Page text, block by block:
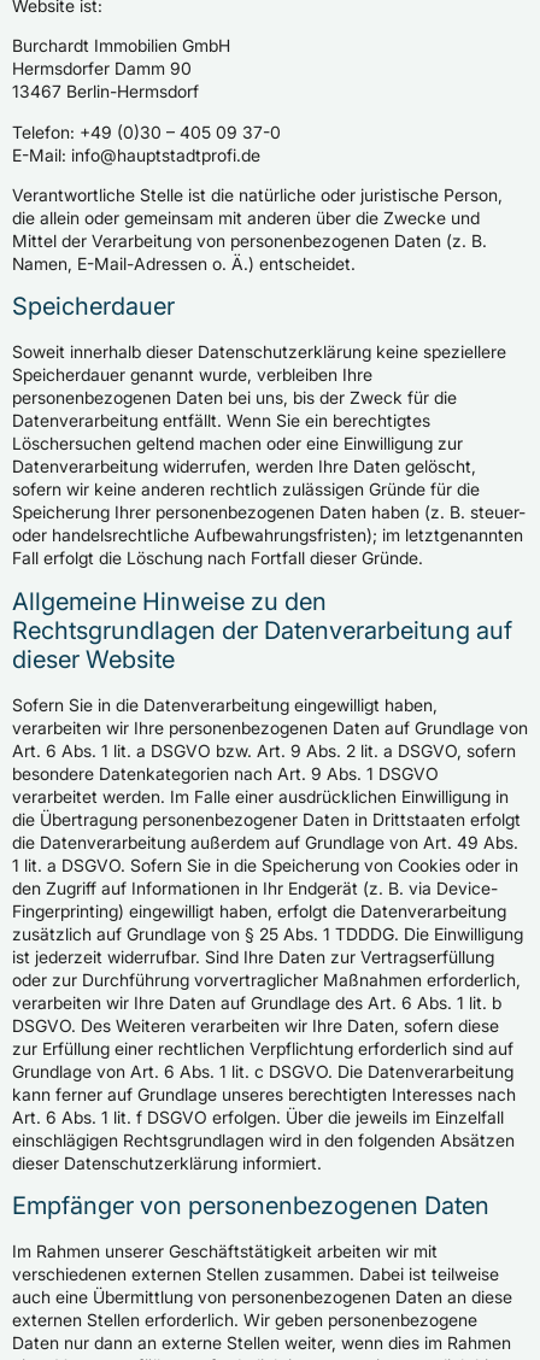
Website ist:
Burchardt Immobilien GmbH
Hermsdorfer Damm 90
13467 Berlin-Hermsdorf
Telefon: +49 (0)30 – 405 09 37-0
E-Mail: info@hauptstadtprofi.de
Verantwortliche Stelle ist die natürliche oder juristische Person,
die allein oder gemeinsam mit anderen über die Zwecke und
Mittel der Verarbeitung von personenbezogenen Daten (z. B.
Namen, E-Mail-Adressen o. Ä.) entscheidet.
Speicherdauer
Soweit innerhalb dieser Datenschutzerklärung keine speziellere
Speicherdauer genannt wurde, verbleiben Ihre
personenbezogenen Daten bei uns, bis der Zweck für die
Datenverarbeitung entfällt. Wenn Sie ein berechtigtes
Löschersuchen geltend machen oder eine Einwilligung zur
Datenverarbeitung widerrufen, werden Ihre Daten gelöscht,
sofern wir keine anderen rechtlich zulässigen Gründe für die
Speicherung Ihrer personenbezogenen Daten haben (z. B. steuer-
oder handelsrechtliche Aufbewahrungsfristen); im letztgenannten
Fall erfolgt die Löschung nach Fortfall dieser Gründe.
Allgemeine Hinweise zu den
Rechtsgrundlagen der Datenverarbeitung auf
dieser Website
Sofern Sie in die Datenverarbeitung eingewilligt haben,
verarbeiten wir Ihre personenbezogenen Daten auf Grundlage von
Art. 6 Abs. 1 lit. a DSGVO bzw. Art. 9 Abs. 2 lit. a DSGVO, sofern
besondere Datenkategorien nach Art. 9 Abs. 1 DSGVO
verarbeitet werden. Im Falle einer ausdrücklichen Einwilligung in
die Übertragung personenbezogener Daten in Drittstaaten erfolgt
die Datenverarbeitung außerdem auf Grundlage von Art. 49 Abs.
1 lit. a DSGVO. Sofern Sie in die Speicherung von Cookies oder in
den Zugriff auf Informationen in Ihr Endgerät (z. B. via Device-
Fingerprinting) eingewilligt haben, erfolgt die Datenverarbeitung
zusätzlich auf Grundlage von § 25 Abs. 1 TDDDG. Die Einwilligung
ist jederzeit widerrufbar. Sind Ihre Daten zur Vertragserfüllung
oder zur Durchführung vorvertraglicher Maßnahmen erforderlich,
verarbeiten wir Ihre Daten auf Grundlage des Art. 6 Abs. 1 lit. b
DSGVO. Des Weiteren verarbeiten wir Ihre Daten, sofern diese
zur Erfüllung einer rechtlichen Verpflichtung erforderlich sind auf
Grundlage von Art. 6 Abs. 1 lit. c DSGVO. Die Datenverarbeitung
kann ferner auf Grundlage unseres berechtigten Interesses nach
Art. 6 Abs. 1 lit. f DSGVO erfolgen. Über die jeweils im Einzelfall
einschlägigen Rechtsgrundlagen wird in den folgenden Absätzen
dieser Datenschutzerklärung informiert.
Empfänger von personenbezogenen Daten
Im Rahmen unserer Geschäftstätigkeit arbeiten wir mit
verschiedenen externen Stellen zusammen. Dabei ist teilweise
auch eine Übermittlung von personenbezogenen Daten an diese
externen Stellen erforderlich. Wir geben personenbezogene
Daten nur dann an externe Stellen weiter, wenn dies im Rahmen